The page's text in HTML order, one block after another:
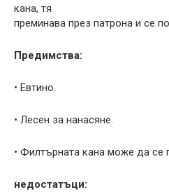
кана, тя
преминава през патрона и се
Предимства:
• Евтино.
• Лесен за нанасяне.
• Филтърната кана може да се
недостатъци: